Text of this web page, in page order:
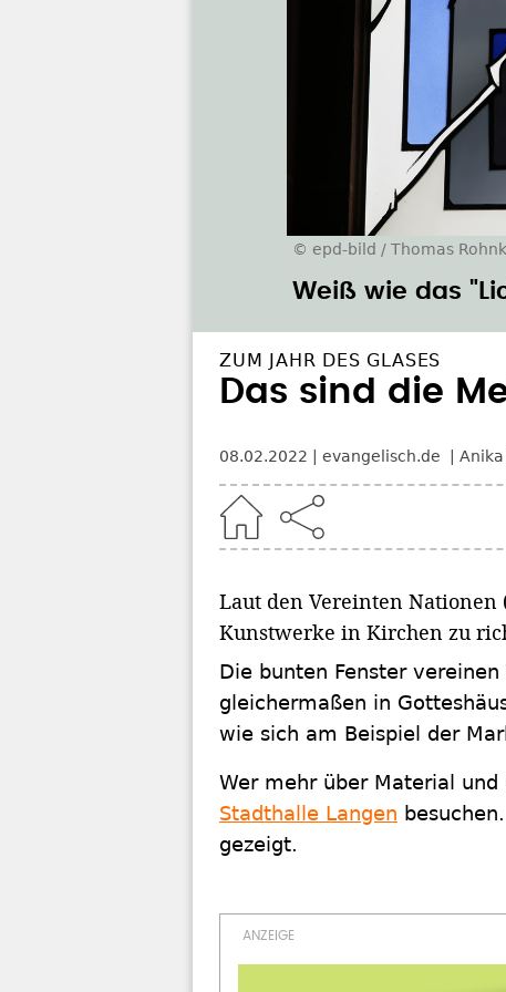
© epd-bild / Thomas
Weiß wie das
ZUM JAHR DES GLASES
Das sind die
08.02.2022 evangelisch.de
Laut den Vereinten Nationen
Kunstwerke in Kirchen zu
Die bunten Fenster
gleichermaßen in
wie sich am Beispiel der
Wer mehr über Material
Stadthalle Langen
gezeigt.